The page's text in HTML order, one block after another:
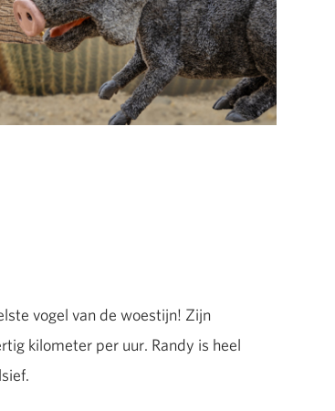
vogel van de woestijn! Zijn
kilometer per uur. Randy is heel